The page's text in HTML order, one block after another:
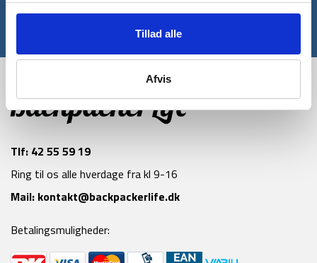
Tillad alle
Afvis
*Gælder ikke allerede nedsatte varer
Tlf: 42 55 59 19
Ring til os alle hverdage fra kl 9-16
Mail: kontakt@backpackerlife.dk
Betalingsmuligheder: